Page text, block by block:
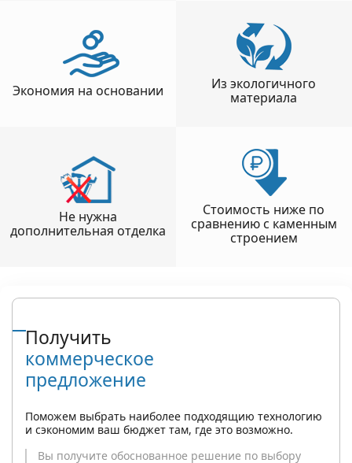
Не нужна
дополнительная отделка
Стоимость ниже по
сравнению с каменным
строением
Экономия на основании
Из экологичного
материала
Получить
коммерческое
предложение
Поможем выбрать наиболее подходящию технологию
и сэкономим ваш бюджет там, где это возможно.
Вы получите обоснованное решение по выбору